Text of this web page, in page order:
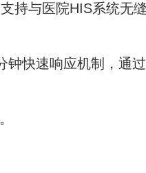
持与医院HIS系统
快速响应机制，通